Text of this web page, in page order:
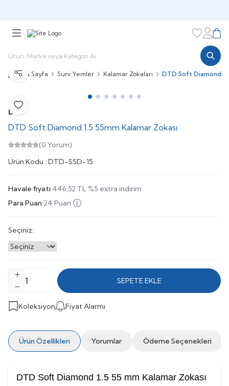
Favorilerim
Ana Sayfa Suni Yemler Kalamar Zokaları DTD Soft Diamond
Favoriye Ekle
Paylaş
DTD
DTD Soft Diamond 1.5 55mm Kalamar Zokası
(0 Yorum)
Ürün Kodu : DTD-SSD-15
Havale fiyatı 446,52 TL %5 extra indirim
Para Puan:24 Puan
Seçiniz:
SEPETE EKLE
Koleksiyon Fiyat Alarmı
Ürün Özellikleri Yorumlar Ödeme Seçenekleri
DTD Soft Diamond 1.5 55 mm Kalamar Zokası